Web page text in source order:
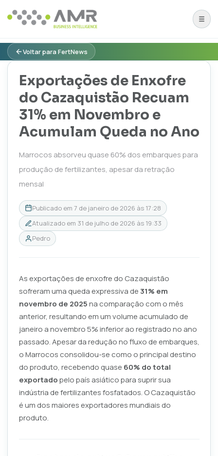
Voltar para FertNews
Exportações de Enxofre
do Cazaquistão Recuam
31% em Novembro e
Acumulam Queda no Ano
Marrocos absorveu quase 60% dos embarques para
produção de fertilizantes, apesar da retração
mensal
Publicado em 7 de janeiro de 2026 às 17:28
Atualizado em 31 de julho de 2026 às 19:33
Pedro
As exportações de enxofre do Cazaquistão
sofreram uma queda expressiva de31% em
novembro de 2025na comparação com o mês
anterior, resultando em um volume acumulado de
janeiro a novembro 5% inferior ao registrado no ano
passado. Apesar da redução no fluxo de embarques,
o Marrocos consolidou-se como o principal destino
do produto, recebendo quase 60% do total
exportadopelo país asiático para suprir sua
indústria de fertilizantes fosfatados. O Cazaquistão
é um dos maiores exportadores mundiais do
produto.